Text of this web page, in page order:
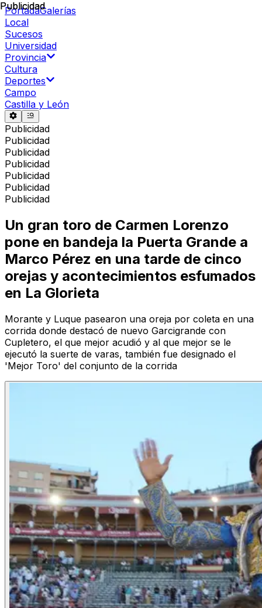
PortadaGalerías
Local
Sucesos
Universidad
Provincia
Cultura
Deportes
Campo
Castilla y León
Publicidad
Publicidad
Publicidad
Publicidad
Publicidad
Publicidad
Publicidad
Publicidad
Un gran toro de Carmen Lorenzo
pone en bandeja la Puerta Grande a
Marco Pérez en una tarde de cinco
orejas y acontecimientos esfumados
en La Glorieta
Morante y Luque pasearon una oreja por coleta en una
corrida donde destacó de nuevo Garcigrande con
Cupletero, el que mejor acudió y al que mejor se le
ejecutó la suerte de varas, también fue designado el
'Mejor Toro' del conjunto de la corrida
Publicidad